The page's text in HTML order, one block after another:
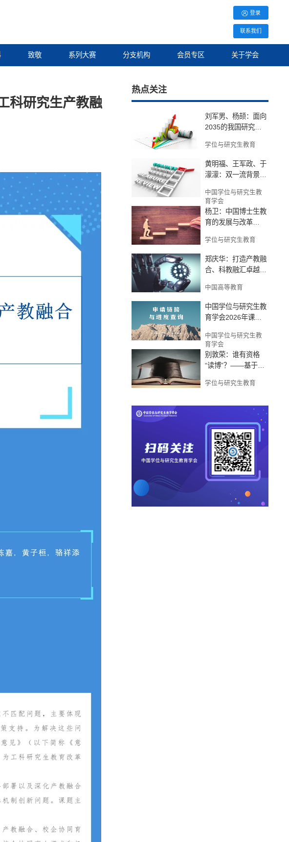
登录
联系我们
致敬 系列大赛 分支机构 会员专区 关于学会
科研究生产教融
热点关注
刘军男、杨颉：面向
2035的我国研究生
——基于48国研究生
教育发展规律与趋
学位与研究生教育
黄明福、王军政、于
濛濛：双一流背景下
量监测与评价体系构
建——以北理工为例
中国学位与研究生教
育学会
杨卫：中国博士生教
育的发展与改革
量发展
学位与研究生教育
郑庆华：打造产教融
合、科教融汇卓越工
中国高等教育
中国学位与研究生教
育学会2026年课题
查询
中国学位与研究生教
育学会
别敦荣：谁有资格
“读博”？——基于个
学位与研究生教育